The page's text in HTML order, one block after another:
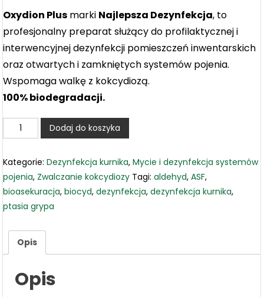
Oxydion Plus marki Najlepsza Dezynfekcja, to
profesjonalny preparat służący do profilaktycznej i
interwencyjnej dezynfekcji pomieszczeń inwentarskich
oraz otwartych i zamkniętych systemów pojenia.
Wspomaga walkę z kokcydiozą.
100% biodegradacji.
ilość
Oxydion
0,75L
Dodaj do koszyka
Kategorie:Dezynfekcja kurnika,Mycie i dezynfekcja systemów
pojenia, Zwalczanie kokcydiozy Tagi:aldehyd,ASF,
bioasekuracja,biocyd,dezynfekcja,dezynfekcja kurnika,
ptasia grypa
Opis
Opis